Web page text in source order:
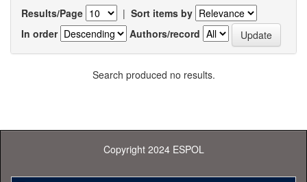
Results/Page | Sort items by
In order
Authors/record
Search produced no results.
Copyright 2024 ESPOL